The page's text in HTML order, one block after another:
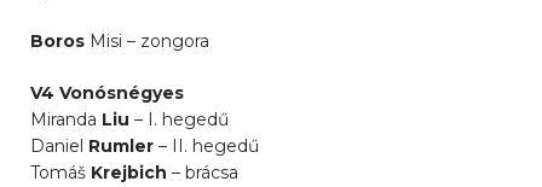
Boros Misi – zongora
V4 Vonósnégyes
Miranda Liu – I. hegedű
Daniel Rumler – II. hegedű
Tomáš Krejbich – brácsa